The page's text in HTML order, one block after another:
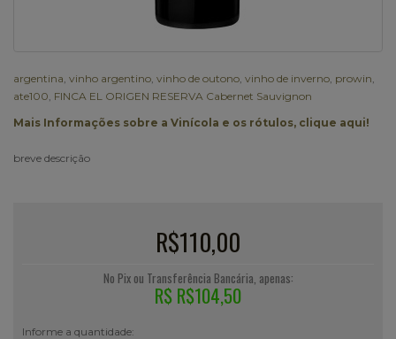
argentina vinho argentino vinho de outono vinho de inverno prowin
ate100 FINCA EL ORIGEN RESERVA Cabernet Sauvignon
Mais Informações sobre a Vinícola e os rótulos, clique aqui!
breve descrição
R$110,00
No Pix ou Transferência Bancária, apenas:
R$ R$104,50
Informe a quantidade: